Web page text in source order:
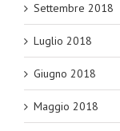
Settembre 2018
Luglio 2018
Giugno 2018
Maggio 2018